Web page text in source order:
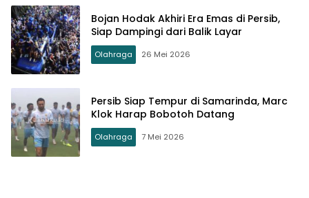
Bojan Hodak Akhiri Era Emas di Persib,
Siap Dampingi dari Balik Layar
Olahraga 26 Mei 2026
Persib Siap Tempur di Samarinda, Marc
Klok Harap Bobotoh Datang
Olahraga 7 Mei 2026